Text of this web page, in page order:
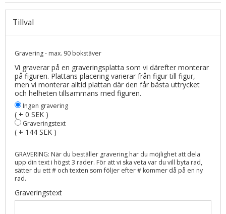
Tillval
Gravering - max. 90 bokstäver
Vi graverar på en graveringsplatta som vi därefter monterar
på figuren. Plattans placering varierar från figur till figur,
men vi monterar alltid plattan där den får bästa uttrycket
och helheten tillsammans med figuren.
Ingen gravering
( + 0 SEK )
Graveringstext
( + 144 SEK )
GRAVERING: När du beställer gravering har du möjlighet att dela
upp din text i högst 3 rader. För att vi ska veta var du vill byta rad,
sätter du ett # och texten som följer efter # kommer då på en ny
rad.
Graveringstext